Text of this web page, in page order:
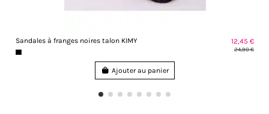
Sandales à franges noires talon KIMY 12,45 €
24,90 €
Ajouter au panier